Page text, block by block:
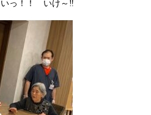
っ！！ いけ～‼